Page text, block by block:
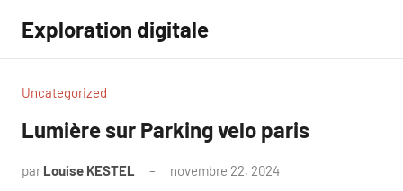
contenu
Exploration digitale
Uncategorized
Lumière sur Parking velo paris
par Louise KESTEL novembre 22, 2024